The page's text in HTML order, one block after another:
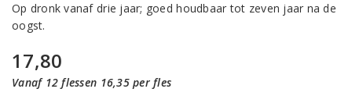
Op dronk vanaf drie jaar; goed houdbaar tot zeven jaar na de
oogst.
17,80
Vanaf 12 flessen 16,35 per fles